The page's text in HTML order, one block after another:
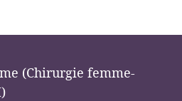
(Chirurgie femme-